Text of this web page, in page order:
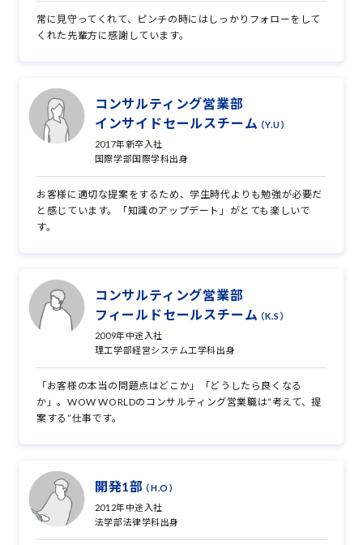
常に見守ってくれて、ピンチの時にはしっかりフォローをして
くれた先輩方に感謝しています。
コンサルティング営業部
インサイドセールスチーム（Y.U）
2017年新卒入社
国際学部国際学科出身
お客様に適切な提案をするため、学生時代よりも勉強が必要だ
と感じています。「知識のアップデート」がとても楽しいで
す。
コンサルティング営業部
フィールドセールスチーム（K.S）
2009年中途入社
理工学部経営システム工学科出身
「お客様の本当の問題点はどこか」「どうしたら良くなる
か」。WOW WORLDのコンサルティング営業職は“考えて、提
案する”仕事です。
開発1部（H.O）
2012年中途入社
法学部法律学科出身